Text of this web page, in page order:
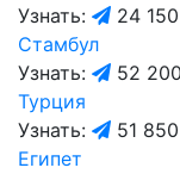
Узнать:
24
Стамбул
Узнать:
52
Турция
Узнать:
51
Египет